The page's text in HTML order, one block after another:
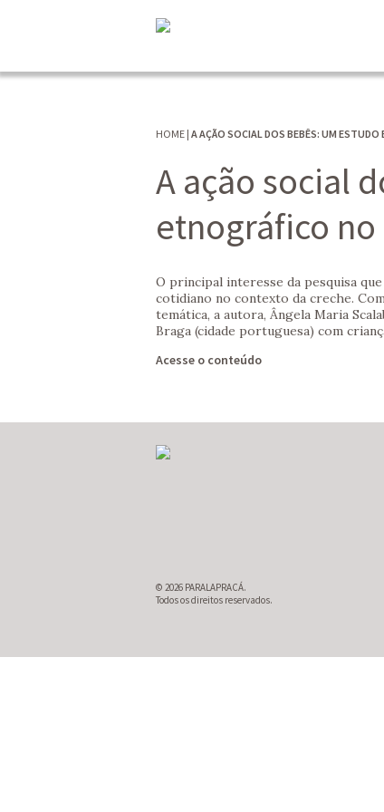
HOME | A AÇÃO SOCIAL DOS BEBÊS: UM
A ação social
etnográfico
O principal interesse da pesquisa
cotidiano no contexto da creche.
temática, a autora, Ângela Maria
Braga (cidade portuguesa) com
Acesse o conteúdo
© 2026 PARALAPRACÁ.
Todos os direitos reservados.